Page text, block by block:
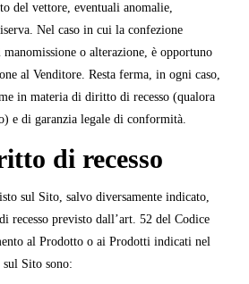
del vettore, eventuali anomalie,
Nel caso in cui la confezione
o alterazione, è opportuno
al Venditore. Resta ferma, in ogni caso,
in materia di diritto di recesso (qualora
e di garanzia legale di conformità.
di recesso
sul Sito, salvo diversamente indicato,
recesso previsto dall’art. 52 del Codice
al Prodotto o ai Prodotti indicati nel
Sito sono: